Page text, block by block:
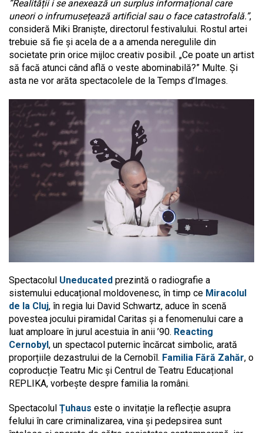
”Realității i se anexează un surplus informațional care
uneori o infrumusețează artificial sau o face catastrofală.”,
consideră Miki Braniște, directorul festivalului. Rostul artei
trebuie să fie și acela de a a amenda neregulile din
societate prin orice mijloc creativ posibil. „Ce poate un artist
să facă atunci când află o veste abominabilă?” Multe. Și
asta ne vor arăta spectacolele de la Temps d’Images.
Spectacolul Uneducated prezintă o radiografie a
sistemului educațional moldovenesc, în timp ce Miracolul
de la Cluj, în regia lui David Schwartz, aduce în scenă
povestea jocului piramidal Caritas și a fenomenului care a
luat amploare în jurul acestuia în anii ’90. Reacting
Cernobyl , un spectacol puternic încărcat simbolic, arată
proporțiile dezastrului de la Cernobîl. Familia Fără Zahăr, o
coproducție Teatru Mic și Centrul de Teatru Educațional
REPLIKA, vorbește despre familia la români.
Spectacolul Țuhaus este o invitație la reflecție asupra
felului în care criminalizarea, vina și pedepsirea sunt